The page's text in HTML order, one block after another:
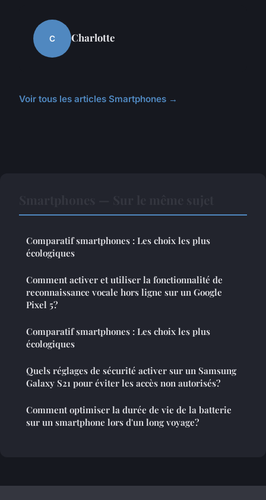
C Charlotte
Voir tous les articles Smartphones →
Comparatif smartphones : Les choix les plus
écologiques
Comment activer et utiliser la fonctionnalité de
reconnaissance vocale hors ligne sur un Google
Pixel 5?
Comparatif smartphones : Les choix les plus
écologiques
Quels réglages de sécurité activer sur un Samsung
Galaxy S21 pour éviter les accès non autorisés?
Comment optimiser la durée de vie de la batterie
sur un smartphone lors d'un long voyage?